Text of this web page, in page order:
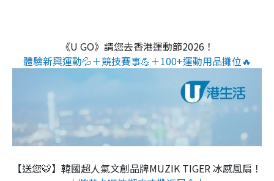
《U GO》請您去香港運動節2026！
體驗新興運動💦＋競技賽事💪＋100+運動用品攤位🔥
【送您🐯】韓國超人氣文創品牌MUZIK TIGER 冰感風扇！